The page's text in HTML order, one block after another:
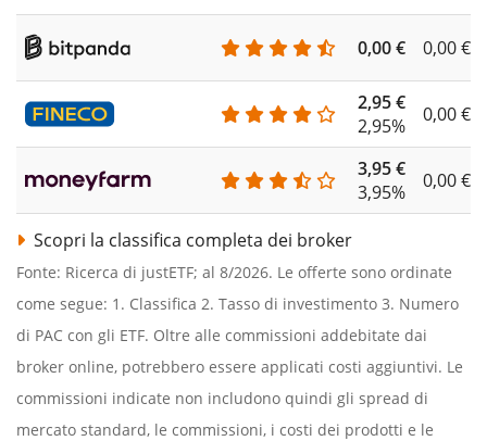
0,00 € 0,00 €
2,95 €
2,95%
0,00 €
3,95 €
3,95%
0,00 €
Scopri la classifica completa dei broker
Fonte: Ricerca di justETF; al 8/2026. Le offerte sono ordinate
come segue: 1. Classifica 2. Tasso di investimento 3. Numero
di PAC con gli ETF. Oltre alle commissioni addebitate dai
broker online, potrebbero essere applicati costi aggiuntivi. Le
commissioni indicate non includono quindi gli spread di
mercato standard, le commissioni, i costi dei prodotti e le